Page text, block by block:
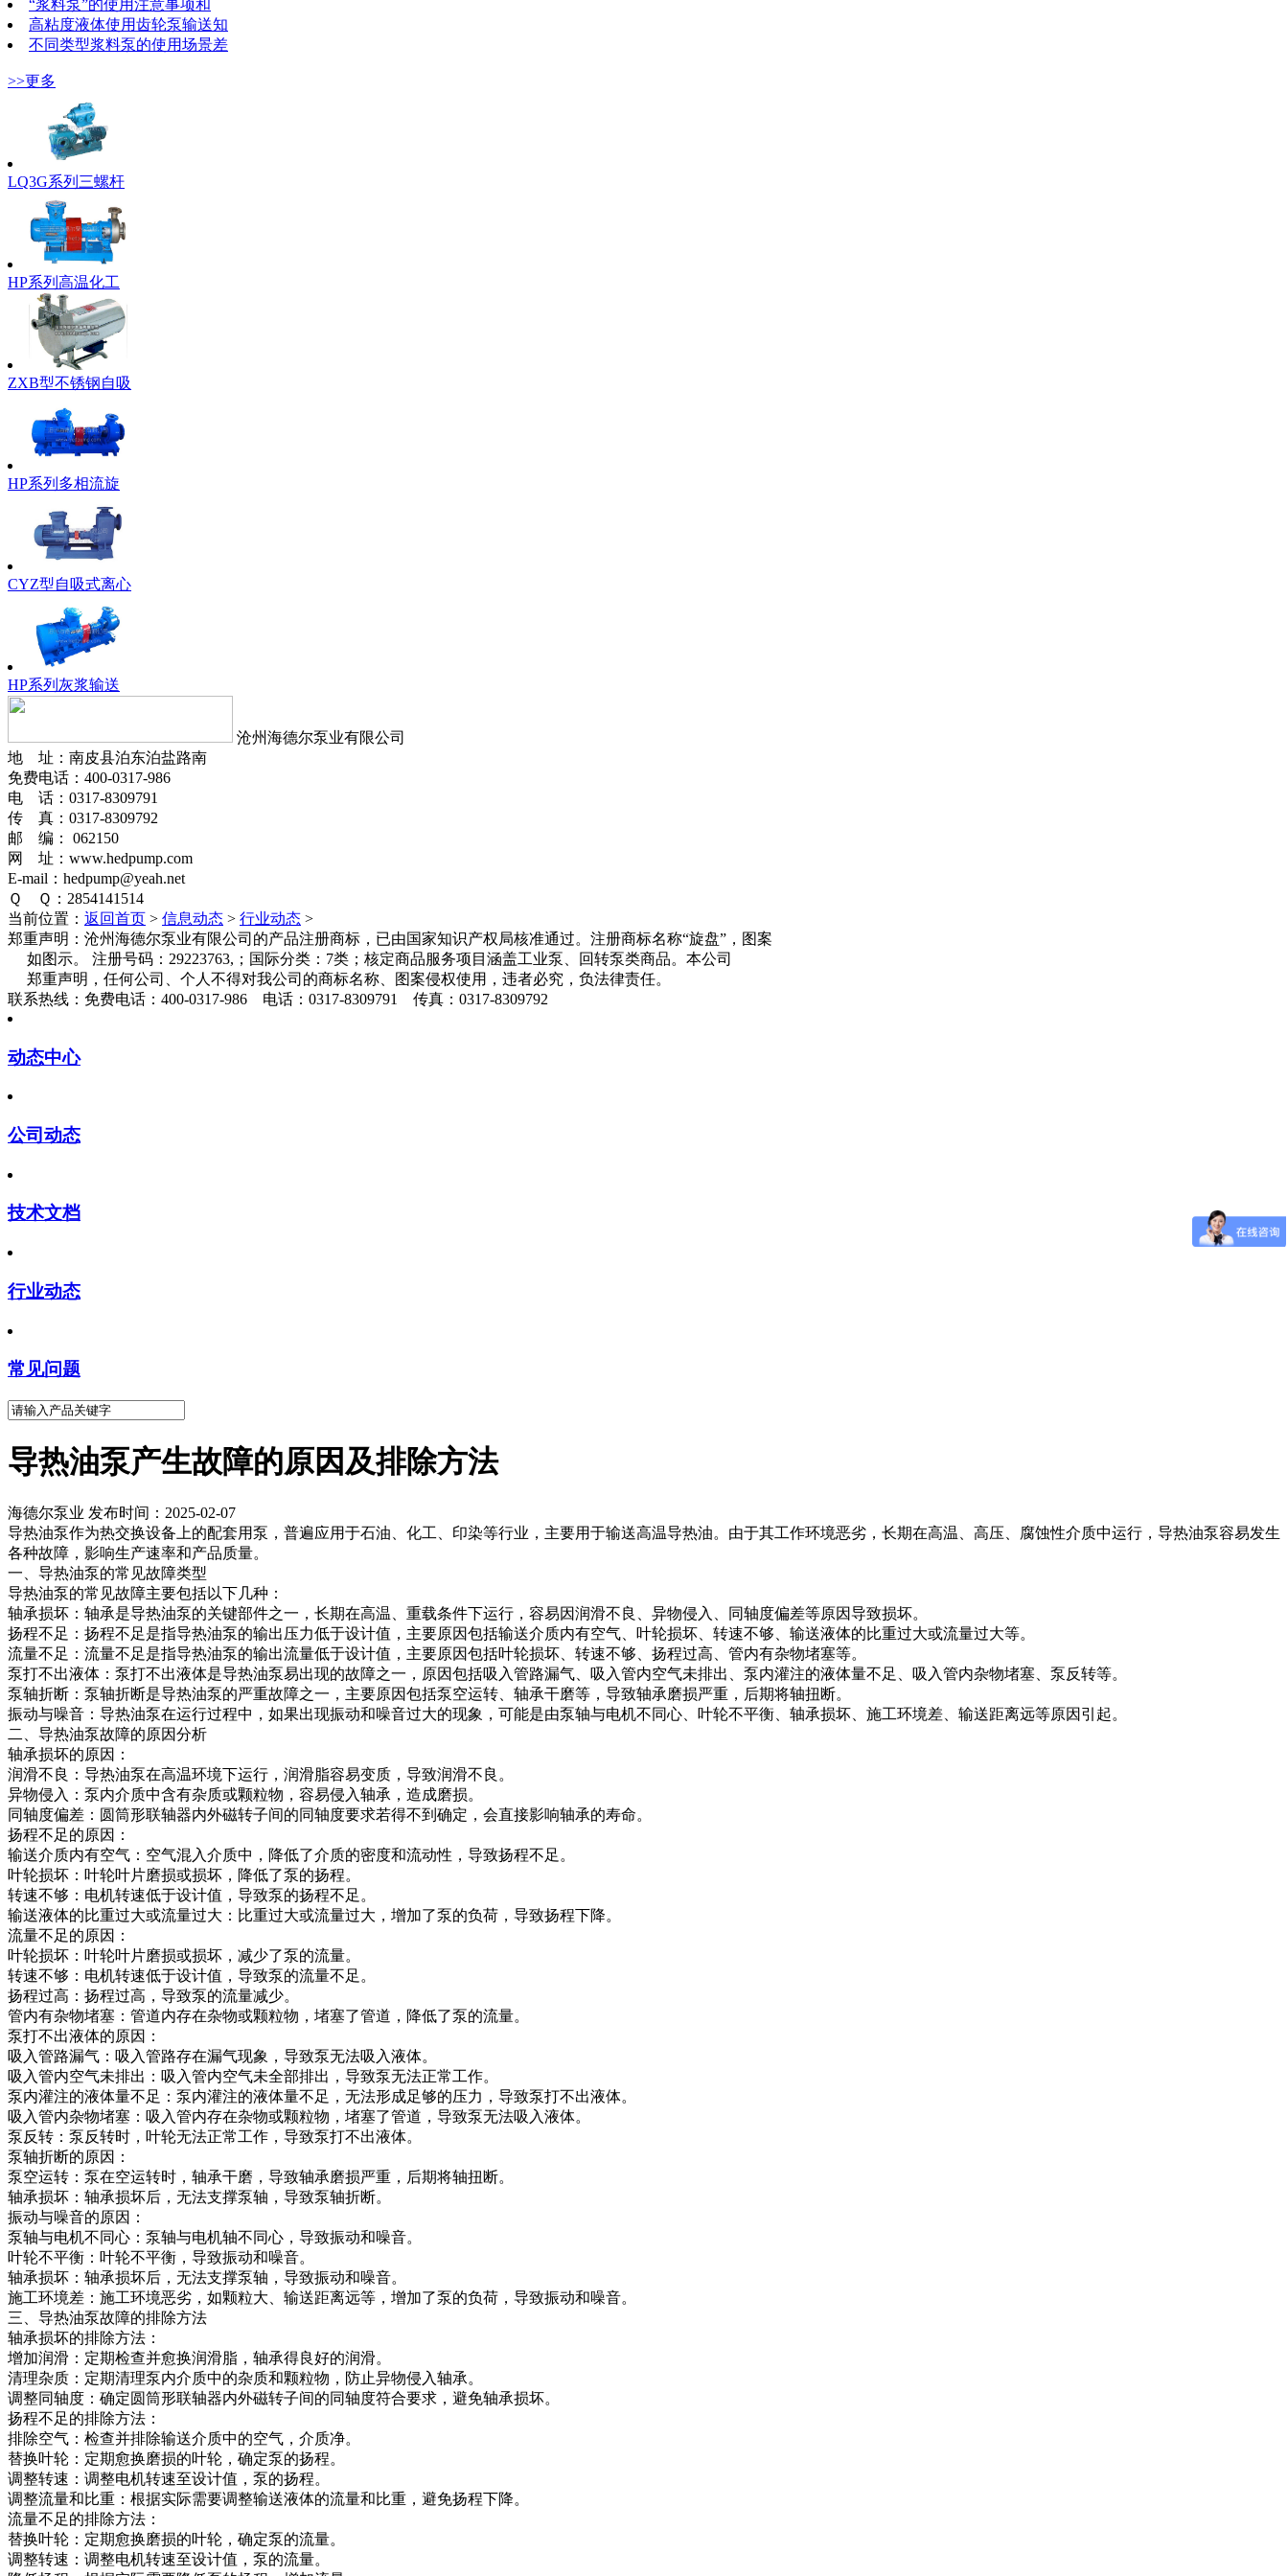
“浆料泵”的使用注意事项和
高粘度液体使用齿轮泵输送知
不同类型浆料泵的使用场景差
>>更多
LQ3G系列三螺杆
HP系列高温化工
ZXB型不锈钢自吸
HP系列多相流旋
CYZ型自吸式离心
HP系列灰浆输送
沧州海德尔泵业有限公司
地 址：南皮县泊东泊盐路南
免费电话：400-0317-986
电 话：0317-8309791
传 真：0317-8309792
邮 编： 062150
网 址：www.hedpump.com
E-mail：hedpump@yeah.net
Ｑ Ｑ：2854141514
当前位置： 返回首页 > 信息动态 > 行业动态 >
郑重声明： 沧州海德尔泵业有限公司的产品注册商标，已由国家知识产权局核准通过。注册商标名称“旋盘”，图案
如图示。 注册号码：29223763,；国际分类：7类；核定商品服务项目涵盖工业泵、回转泵类商品。本公司
郑重声明，任何公司、个人不得对我公司的商标名称、图案侵权使用，违者必究，负法律责任。
联系热线： 免费电话：400-0317-986 电话：0317-8309791 传真：0317-8309792
动态中心
公司动态
技术文档
行业动态
常见问题
导热油泵产生故障的原因及排除方法
海德尔泵业 发布时间：2025-02-07
导热油泵作为热交换设备上的配套用泵，普遍应用于石油、化工、印染等行业，主要用于输送高温导热油。由于其工作环境恶劣，长期在高温、高压、腐蚀性介质中运行，导热油泵容易发生
各种故障，影响生产速率和产品质量。
一、导热油泵的常见故障类型
导热油泵的常见故障主要包括以下几种：
轴承损坏：轴承是导热油泵的关键部件之一，长期在高温、重载条件下运行，容易因润滑不良、异物侵入、同轴度偏差等原因导致损坏。
扬程不足：扬程不足是指导热油泵的输出压力低于设计值，主要原因包括输送介质内有空气、叶轮损坏、转速不够、输送液体的比重过大或流量过大等。
流量不足：流量不足是指导热油泵的输出流量低于设计值，主要原因包括叶轮损坏、转速不够、扬程过高、管内有杂物堵塞等。
泵打不出液体：泵打不出液体是导热油泵易出现的故障之一，原因包括吸入管路漏气、吸入管内空气未排出、泵内灌注的液体量不足、吸入管内杂物堵塞、泵反转等。
泵轴折断：泵轴折断是导热油泵的严重故障之一，主要原因包括泵空运转、轴承干磨等，导致轴承磨损严重，后期将轴扭断。
振动与噪音：导热油泵在运行过程中，如果出现振动和噪音过大的现象，可能是由泵轴与电机不同心、叶轮不平衡、轴承损坏、施工环境差、输送距离远等原因引起。
二、导热油泵故障的原因分析
轴承损坏的原因：
润滑不良：导热油泵在高温环境下运行，润滑脂容易变质，导致润滑不良。
异物侵入：泵内介质中含有杂质或颗粒物，容易侵入轴承，造成磨损。
同轴度偏差：圆筒形联轴器内外磁转子间的同轴度要求若得不到确定，会直接影响轴承的寿命。
扬程不足的原因：
输送介质内有空气：空气混入介质中，降低了介质的密度和流动性，导致扬程不足。
叶轮损坏：叶轮叶片磨损或损坏，降低了泵的扬程。
转速不够：电机转速低于设计值，导致泵的扬程不足。
输送液体的比重过大或流量过大：比重过大或流量过大，增加了泵的负荷，导致扬程下降。
流量不足的原因：
叶轮损坏：叶轮叶片磨损或损坏，减少了泵的流量。
转速不够：电机转速低于设计值，导致泵的流量不足。
扬程过高：扬程过高，导致泵的流量减少。
管内有杂物堵塞：管道内存在杂物或颗粒物，堵塞了管道，降低了泵的流量。
泵打不出液体的原因：
吸入管路漏气：吸入管路存在漏气现象，导致泵无法吸入液体。
吸入管内空气未排出：吸入管内空气未全部排出，导致泵无法正常工作。
泵内灌注的液体量不足：泵内灌注的液体量不足，无法形成足够的压力，导致泵打不出液体。
吸入管内杂物堵塞：吸入管内存在杂物或颗粒物，堵塞了管道，导致泵无法吸入液体。
泵反转：泵反转时，叶轮无法正常工作，导致泵打不出液体。
泵轴折断的原因：
泵空运转：泵在空运转时，轴承干磨，导致轴承磨损严重，后期将轴扭断。
轴承损坏：轴承损坏后，无法支撑泵轴，导致泵轴折断。
振动与噪音的原因：
泵轴与电机不同心：泵轴与电机轴不同心，导致振动和噪音。
叶轮不平衡：叶轮不平衡，导致振动和噪音。
轴承损坏：轴承损坏后，无法支撑泵轴，导致振动和噪音。
施工环境差：施工环境恶劣，如颗粒大、输送距离远等，增加了泵的负荷，导致振动和噪音。
三、导热油泵故障的排除方法
轴承损坏的排除方法：
增加润滑：定期检查并愈换润滑脂，轴承得良好的润滑。
清理杂质：定期清理泵内介质中的杂质和颗粒物，防止异物侵入轴承。
调整同轴度：确定圆筒形联轴器内外磁转子间的同轴度符合要求，避免轴承损坏。
扬程不足的排除方法：
排除空气：检查并排除输送介质中的空气，介质净。
替换叶轮：定期愈换磨损的叶轮，确定泵的扬程。
调整转速：调整电机转速至设计值，泵的扬程。
调整流量和比重：根据实际需要调整输送液体的流量和比重，避免扬程下降。
流量不足的排除方法：
替换叶轮：定期愈换磨损的叶轮，确定泵的流量。
调整转速：调整电机转速至设计值，泵的流量。